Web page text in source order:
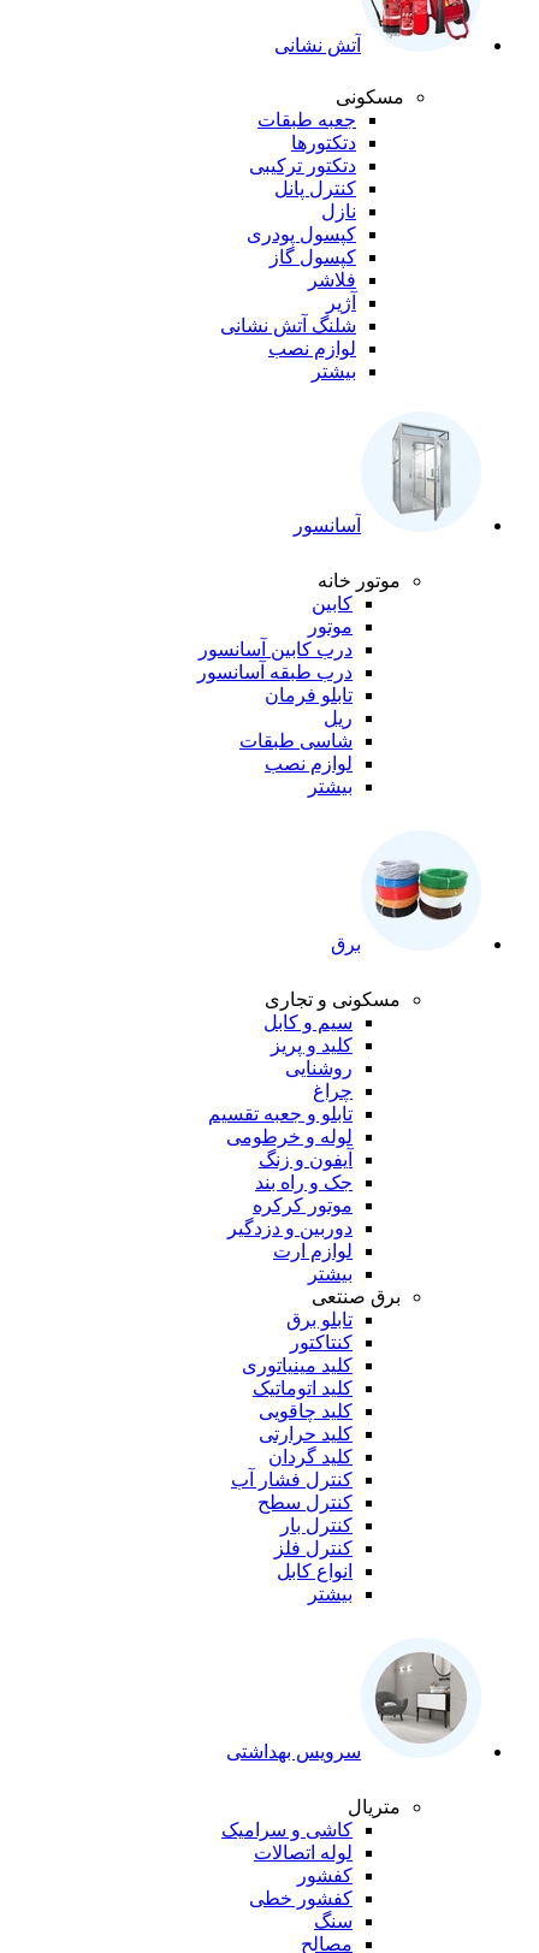
آتش نشانی
مسکونی
جعبه طبقات
دتکتورها
دتکتور ترکیبی
کنترل پانل
نازل
کپسول پودری
کپسول گاز
فلاشر
آژیر
شلنگ آتش نشانی
لوازم نصب
بیشتر
آسانسور
موتور خانه
کابین
موتور
درب کابین آسانسور
درب طبقه آسانسور
تابلو فرمان
ریل
شاسی طبقات
لوازم نصب
بیشتر
برق
مسکونی و تجاری
سیم و کابل
کلید و پریز
روشنایی
چراغ
تابلو و جعبه تقسیم
لوله و خرطومی
آیفون و زنگ
جک و راه بند
موتور کرکره
دوربین و دزدگیر
لوازم ارت
بیشتر
برق صنتعی
تابلو برق
کنتاکتور
کلید مینیاتوری
کلید اتوماتیک
کلید چاقویی
کلید حرارتی
کلید گردان
کنترل فشار آب
کنترل سطح
کنترل بار
کنترل فلز
انواع کابل
بیشتر
سرویس بهداشتی
متریال
کاشی و سرامیک
لوله اتصالات
کفشور
کفشور خطی
سنگ
مصالح